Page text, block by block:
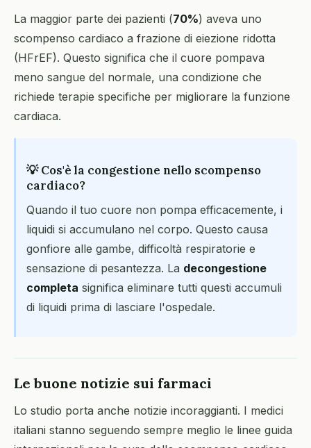
La maggior parte dei pazienti (70%) aveva uno
scompenso cardiaco a frazione di eiezione ridotta
(HFrEF). Questo significa che il cuore pompava
meno sangue del normale, una condizione che
richiede terapie specifiche per migliorare la funzione
cardiaca.
💡 Cos'è la congestione nello scompenso
cardiaco?
Quando il tuo cuore non pompa efficacemente, i
liquidi si accumulano nel corpo. Questo causa
gonfiore alle gambe, difficoltà respiratorie e
sensazione di pesantezza. La decongestione
completa significa eliminare tutti questi accumuli
di liquidi prima di lasciare l'ospedale.
Le buone notizie sui farmaci
Lo studio porta anche notizie incoraggianti. I medici
italiani stanno seguendo sempre meglio le linee guida